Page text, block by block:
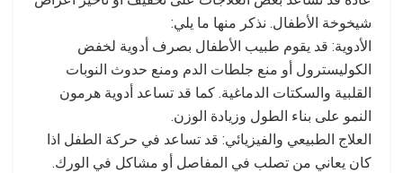
شيخوخة الأطفال. نذكر منها ما يلي:
الأدوية: قد يقوم طبيب الأطفال بصرف أدوية لخفض
الكوليسترول أو منع جلطات الدم ومنع حدوث النوبات
القلبية والسكتات الدماغية. كما قد تساعد أدوية هرمون
النمو على بناء الطول وزيادة الوزن.
العلاج الطبيعي والفيزيائي: قد تساعد في حركة الطفل اذا
كان يعاني من تصلب في المفاصل أو مشاكل في الورك.